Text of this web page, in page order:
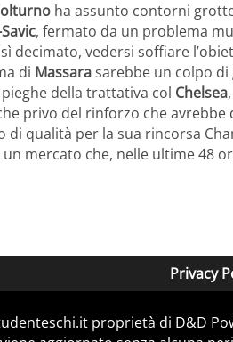
ha assunto contorni
, fermato da un problema
decimato, vedersi soffiare
di Massarasarebbe un colpo di
della trattativa col Chelsea,
privo del rinforzo che
di qualità per la sua rincorsa
mercato che, nelle ultime 48
Privacy
proprietà di D&D